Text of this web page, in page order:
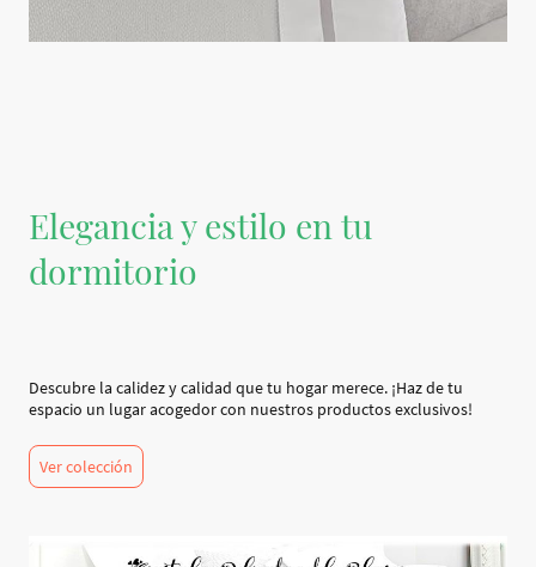
Elegancia y estilo en tu
dormitorio
Descubre la calidez y calidad que tu hogar merece. ¡Haz de tu
espacio un lugar acogedor con nuestros productos exclusivos!
Ver colección